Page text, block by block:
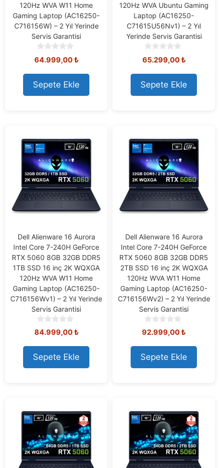
120Hz WVA W11 Home
Gaming Laptop (AC16250-
C716156W) – 2 Yıl Yerinde
Servis Garantisi
0
o
u
t
o
f
64.999,00₺
Sepete Ekle
120Hz WVA Ubuntu Gaming
Laptop (AC16250-
C71615U56Nv1) – 2 Yıl
Yerinde Servis Garantisi
0
o
u
t
o
f
65.299,00₺
Sepete Ekle
Dell Alienware 16 Aurora
Intel Core 7-240H GeForce
RTX 5060 8GB 32GB DDR5
1TB SSD 16 inç 2K WQXGA
120Hz WVA W11 Home
Gaming Laptop (AC16250-
C716156Wv1) – 2 Yıl Yerinde
Servis Garantisi
0
o
u
t
o
f
84.999,00₺
Sepete Ekle
Dell Alienware 16 Aurora
Intel Core 7-240H GeForce
RTX 5060 8GB 32GB DDR5
2TB SSD 16 inç 2K WQXGA
120Hz WVA W11 Home
Gaming Laptop (AC16250-
C716156Wv2) – 2 Yıl Yerinde
Servis Garantisi
0
o
u
t
o
f
92.999,00₺
Sepete Ekle